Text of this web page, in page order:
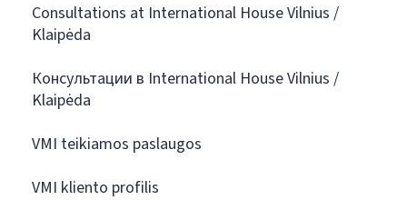
Consultations at International House Vilnius /
Klaipėda
Консультации в International House Vilnius /
Klaipėda
VMI teikiamos paslaugos
VMI kliento profilis